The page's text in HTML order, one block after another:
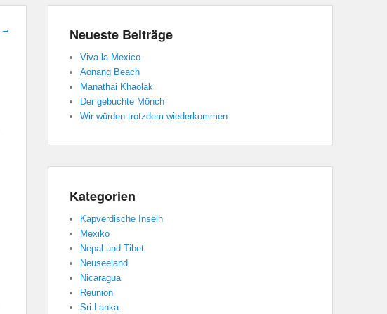
→ Neueste Beiträge
Viva la Mexico
Aonang Beach
Manathai Khaolak
Der gebuchte Mönch
Wir würden trotzdem wiederkommen
Kategorien
Kapverdische Inseln
Mexiko
Nepal und Tibet
Neuseeland
Nicaragua
Reunion
Sri Lanka